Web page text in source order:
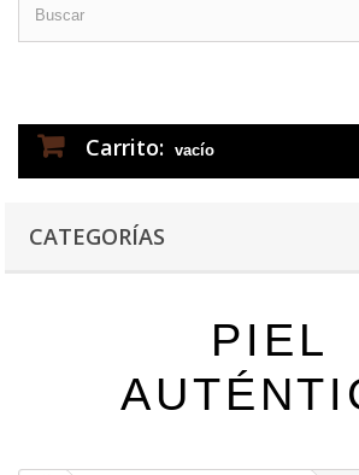
Carrito: vacío
CATEGORÍAS
PIEL